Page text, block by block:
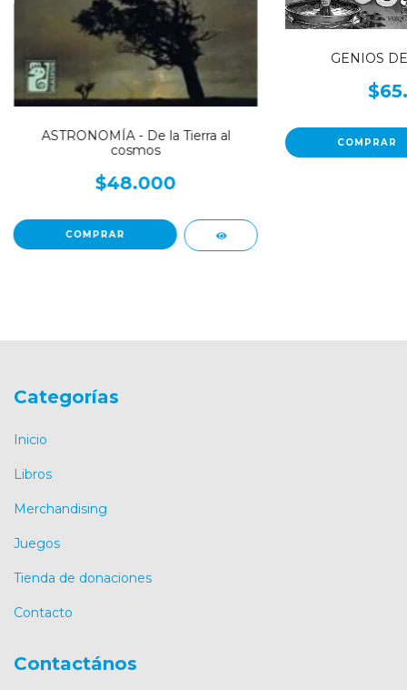
ASTRONOMÍA - De la Tierra al
cosmos
$48.000
GENIOS
Categorías
Inicio
Libros
Merchandising
Juegos
Tienda de donaciones
Contacto
Contactános